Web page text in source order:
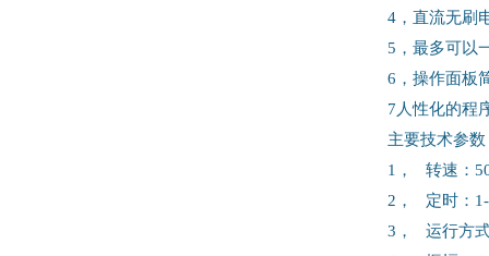
4，直流无刷
5，最多可以
6，操作面板
7人性化的程
主要技术参数
1， 转速：
2， 定时：
3， 运行方